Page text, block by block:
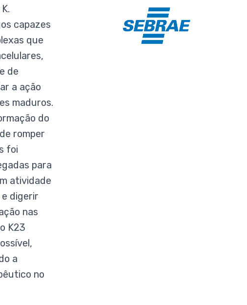
capazes
que
de
a ação
maduros.
do
romper
foi
para
atividade
e digerir
nas
K23
a
no